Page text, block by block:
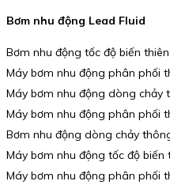
Bơm nhu động Lead Fluid
Bơm nhu động tốc độ biến
Máy bơm nhu động phân phối
Máy bơm nhu động dòng chảy
Máy bơm nhu động phân phối
Bơm nhu động dòng chảy
Máy bơm nhu động tốc độ biến
Máy bơm nhu động phân phối